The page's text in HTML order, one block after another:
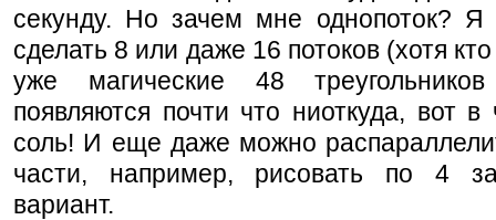
секунду. Но зачем мне однопоток? Я
сделать 8 или даже 16 потоков (хотя
уже магические 48
появляются почти что ниоткуда, вот
соль! И еще даже можно
части, например, рисовать по 4
вариант.